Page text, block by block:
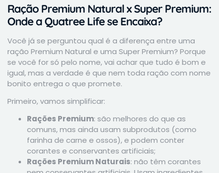
Ração Premium Natural x Super Premium:
Onde a Quatree Life se Encaixa?
Você já se perguntou qual é a diferença entre uma
ração Premium Natural e uma Super Premium? Porque
se você for só pelo nome, vai achar que tudo é bom e
igual, mas a verdade é que nem toda ração com nome
bonito entrega o que promete.
Primeiro, vamos simplificar:
Rações Premium: são melhores do que as
comuns, mas ainda usam subprodutos (como
farinha de carne e ossos), e podem conter
corantes e conservantes artificiais;
Rações Premium Naturais: não têm corantes